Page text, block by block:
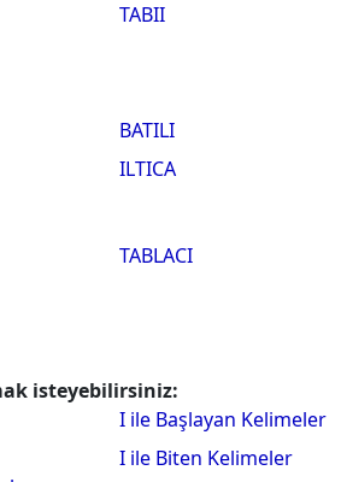
TABII
BATILI
ILTICA
TABLACI
isteyebilirsiniz:
I ile Başlayan Kelimeler
I ile Biten Kelimeler